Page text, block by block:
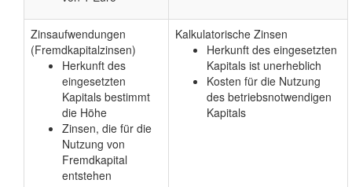
Zinsaufwendungen
(Fremdkapitalzinsen)
Herkunft des
eingesetzten
Kapitals bestimmt
die Höhe
Zinsen, die für die
Nutzung von
Fremdkapital
entstehen
Kalkulatorische Zinsen
Herkunft des eingesetzten
Kapitals ist unerheblich
Kosten für die Nutzung
des betriebsnotwendigen
Kapitals